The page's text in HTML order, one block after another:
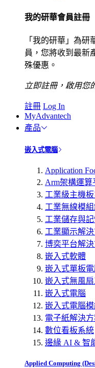
我的研華會員註冊
「我的研華」為
員，您將收到最新
殊優惠。
立即註冊，啟用您
註冊 Log In
MyAdvantech
產品
嵌入式電腦
Application
Arm架構運算
工業級主機板
工業無線模
工業儲存與
工業顯示解
博奕平台解
嵌入式軟體
嵌入式單板電
嵌入式無風
嵌入式電腦
嵌入式電腦模
電子紙解決
數位看板系統
邊緣 AI & 智
Applied Computing